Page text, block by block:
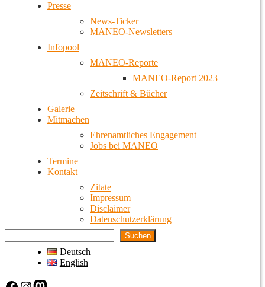
Presse
News-Ticker
MANEO-Newsletters
Infopool
MANEO-Reporte
MANEO-Report 2023
Zeitschrift & Bücher
Galerie
Mitmachen
Ehrenamtliches Engagement
Jobs bei MANEO
Termine
Kontakt
Zitate
Impressum
Disclaimer
Datenschutzerklärung
Suchen
Deutsch
English